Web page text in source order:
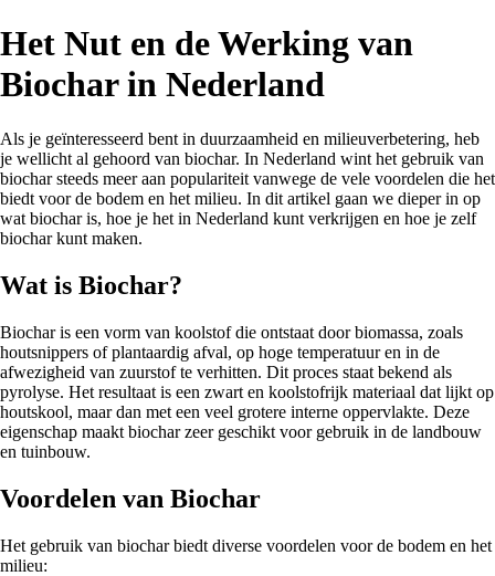
Het Nut en de Werking van
Biochar in Nederland
Als je geïnteresseerd bent in duurzaamheid en milieuverbetering, heb
je wellicht al gehoord van biochar. In Nederland wint het gebruik van
biochar steeds meer aan populariteit vanwege de vele voordelen die het
biedt voor de bodem en het milieu. In dit artikel gaan we dieper in op
wat biochar is, hoe je het in Nederland kunt verkrijgen en hoe je zelf
biochar kunt maken.
Wat is Biochar?
Biochar is een vorm van koolstof die ontstaat door biomassa, zoals
houtsnippers of plantaardig afval, op hoge temperatuur en in de
afwezigheid van zuurstof te verhitten. Dit proces staat bekend als
pyrolyse. Het resultaat is een zwart en koolstofrijk materiaal dat lijkt op
houtskool, maar dan met een veel grotere interne oppervlakte. Deze
eigenschap maakt biochar zeer geschikt voor gebruik in de landbouw
en tuinbouw.
Voordelen van Biochar
Het gebruik van biochar biedt diverse voordelen voor de bodem en het
milieu: